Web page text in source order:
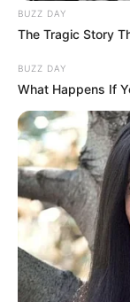
BUZZ DAY
The Tragic Story
BUZZ DAY
What Happens If